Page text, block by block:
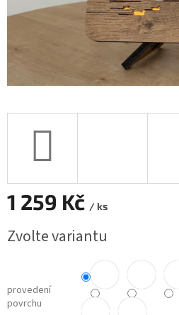
1 259 Kč / ks
cena:
Zvolte variantu
provedení
povrchu